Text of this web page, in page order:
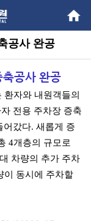
공사 완공
공사 완공
자와 내원객들의
전용 주차장 증축
어갔다. 새롭게 증
4개층의 규모로
차량의 추가 주차
이 동시에 주차할